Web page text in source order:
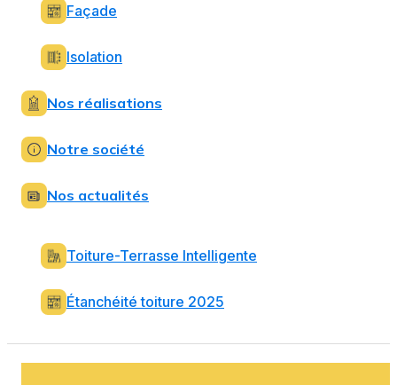
Façade
Isolation
Nos réalisations
Notre société
Nos actualités
Toiture-Terrasse Intelligente
Étanchéité toiture 2025